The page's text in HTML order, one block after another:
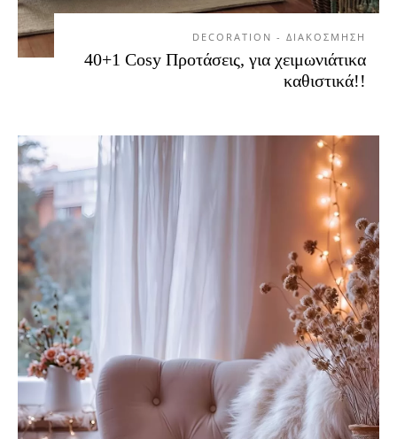
DECORATION - ΔΙΑΚΟΣΜΗΣΗ
40+1 Cosy Προτάσεις, για χειμωνιάτικα
καθιστικά!!